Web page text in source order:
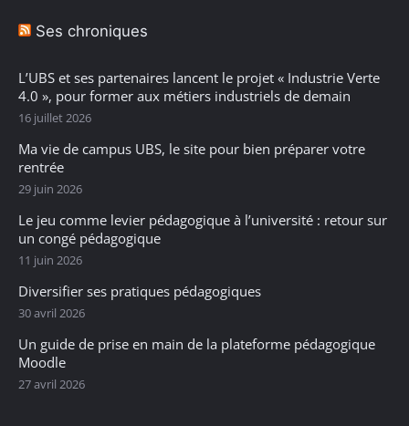
Ses chroniques
L’UBS et ses partenaires lancent le projet « Industrie Verte
4.0 », pour former aux métiers industriels de demain
16 juillet 2026
Ma vie de campus UBS, le site pour bien préparer votre
rentrée
29 juin 2026
Le jeu comme levier pédagogique à l’université : retour sur
un congé pédagogique
11 juin 2026
Diversifier ses pratiques pédagogiques
30 avril 2026
Un guide de prise en main de la plateforme pédagogique
Moodle
27 avril 2026